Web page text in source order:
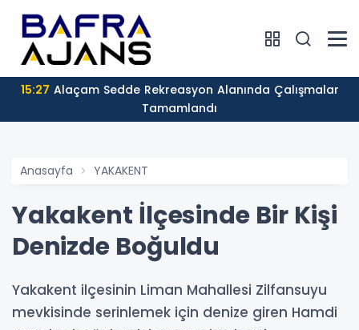
15:27
Tamamlandı
Anasayfa YAKAKENT
Yakakent İlçesinde Bir Kişi
Denizde Boğuldu
Yakakent ilçesinin Liman Mahallesi Zilfansuyu
mevkisinde serinlemek için denize giren Hamdi